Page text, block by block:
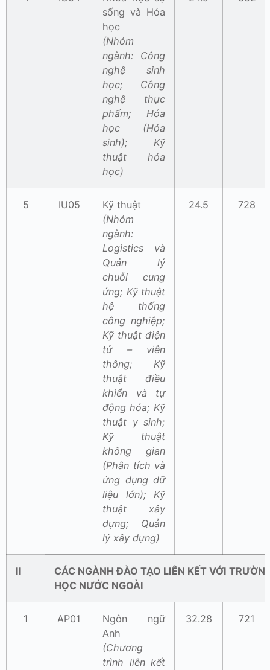
sống và Hóa
học
(Nhóm
ngành: Công
nghệ sinh
học; Công
nghệ thực
phẩm; Hóa
học (Hóa
sinh); Kỹ
thuật hóa
học)
5 IU05
Kỹ thuật
(Nhóm
ngành:
Logistics và
Quản lý
chuỗi cung
ứng; Kỹ thuật
hệ thống
công nghiệp;
Kỹ thuật điện
tử – viễn
thông; Kỹ
thuật điều
khiển và tự
động hóa; Kỹ
thuật y sinh;
Kỹ thuật
không gian
(Phân tích và
ứng dụng dữ
liệu lớn); Kỹ
thuật xây
dựng; Quản
lý xây dựng)
24.5 728
II
CÁC NGÀNH ĐÀO TẠO LIÊN KẾT VỚI
HỌC NƯỚC NGOÀI
1 AP01
Ngôn ngữ
Anh
(Chương
trình liên kết
32.28 721